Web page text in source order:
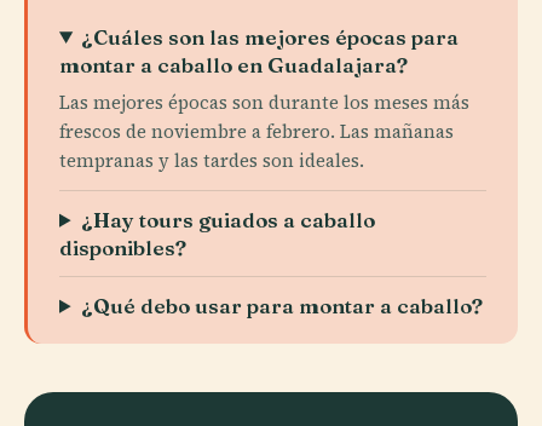
¿Cuáles son las mejores épocas para
montar a caballo en Guadalajara?
Las mejores épocas son durante los meses más
frescos de noviembre a febrero. Las mañanas
tempranas y las tardes son ideales.
¿Hay tours guiados a caballo
disponibles?
¿Qué debo usar para montar a caballo?